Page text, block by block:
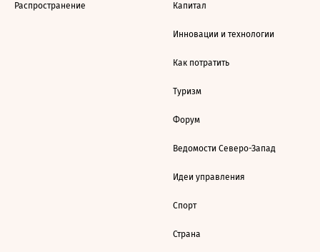
Распространение Капитал
Инновации и технологии
Как потратить
Туризм
Форум
Ведомости Северо-Запад
Идеи управления
Спорт
Страна